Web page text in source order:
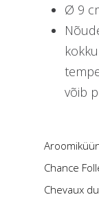
Chance
Chevaux
Ø 9
võib